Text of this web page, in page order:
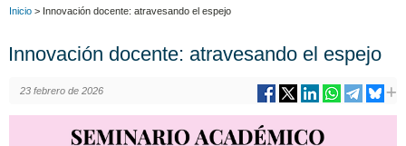
Inicio > Innovación docente: atravesando el espejo
Innovación docente: atravesando el espejo
23 febrero de 2026